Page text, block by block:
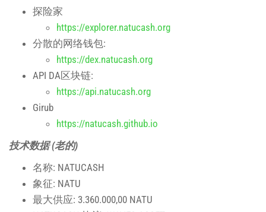
探险家
https://explorer.natucash.org
分散的网络钱包:
https://dex.natucash.org
API DA区块链:
https://api.natucash.org
Girub
https://natucash.github.io
技术数据 (老的)
名称: NATUCASH
象征: NATU
最大供应: 3.360.000,00 NATU